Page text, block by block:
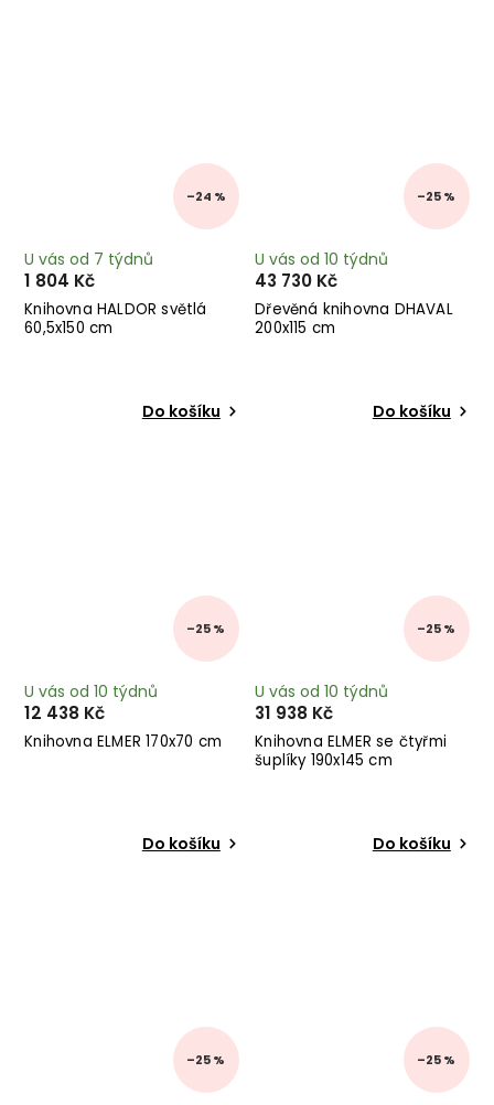
–24 %
Knihovna HALDOR světlá
60,5x150 cm
U vás od 7 týdnů
1 804 Kč
Do košíku
–25 %
Dřevěná knihovna DHAVAL
200x115 cm
U vás od 10 týdnů
43 730 Kč
Do košíku
–25 %
Knihovna ELMER 170x70 cm
U vás od 10 týdnů
12 438 Kč
Do košíku
–25 %
Knihovna ELMER se čtyřmi
šuplíky 190x145 cm
U vás od 10 týdnů
31 938 Kč
Do košíku
–25 % –25 %